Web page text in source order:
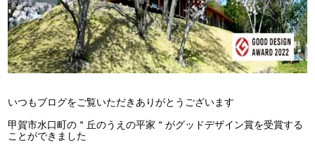
いつもブログをご覧いただきありがとうございます
甲賀市水口町の＂丘のうえの平家＂がグッドデザイン賞を受賞する
ことができました